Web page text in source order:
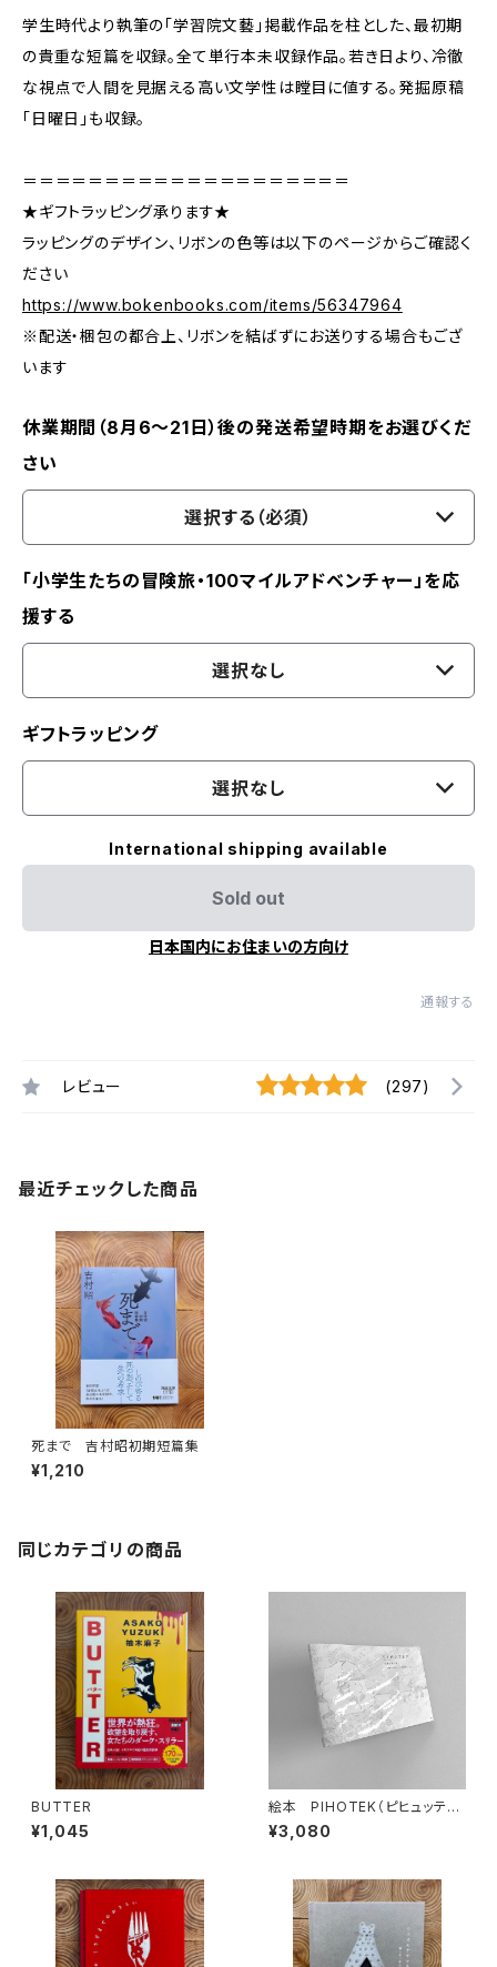
学生時代より執筆の「学習院文藝」掲載作品を柱とした、最初期
の貴重な短篇を収録。全て単行本未収録作品。若き日より、冷徹
な視点で人間を見据える高い文学性は瞠目に値する。発掘原稿
「日曜日」も収録。
＝＝＝＝＝＝＝＝＝＝＝＝＝＝＝＝＝＝＝＝
★ギフトラッピング承ります★
ラッピングのデザイン、リボンの色等は以下のページからご確認く
ださい
https://www.bokenbooks.com/items/56347964
※配送・梱包の都合上、リボンを結ばずにお送りする場合もござ
います
休業期間（8月6〜21日）後の発送希望時期をお選びくだ
さい
選択する（必須）
「小学生たちの冒険旅・100マイルアドベンチャー」を応
援する
選択なし
ギフトラッピング
選択なし
International shipping available
Sold out
日本国内にお住まいの方向け
通報する
レビュー (297)
最近チェックした商品
死まで 吉村昭初期短篇集
¥1,210
同じカテゴリの商品
BUTTER
¥1,045
絵本 PIHOTEK（ピヒュッティ）
北極を風と歩く
¥3,080